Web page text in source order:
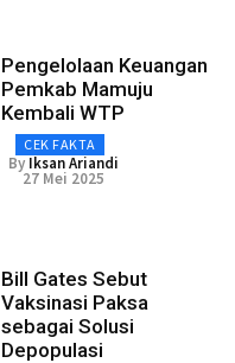
Pengelolaan Keuangan
Pemkab Mamuju
Kembali WTP
CEK FAKTA
By Iksan Ariandi
27 Mei 2025
Bill Gates Sebut
Vaksinasi Paksa
sebagai Solusi
Depopulasi